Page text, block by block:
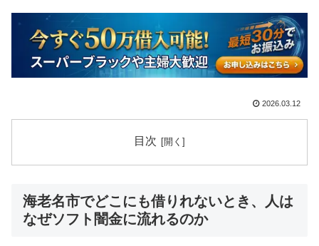
2026.03.12
目次
海老名市でどこにも借りれないとき、人は
なぜソフト闇金に流れるのか